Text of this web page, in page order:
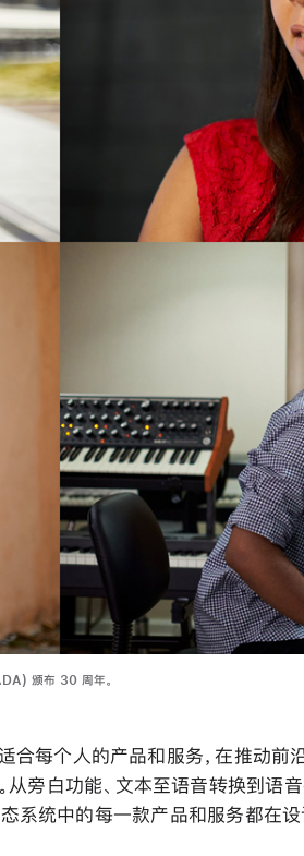
颁布 30 周年。
合每个人的产品和服务，在推动前
旁白功能、文本至语音转换到语
系统中的每一款产品和服务都在设